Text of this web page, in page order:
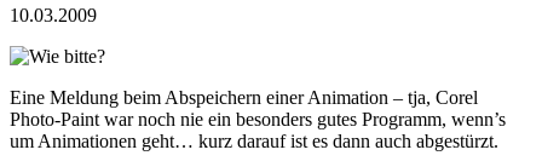
10.03.2009
Eine Meldung beim Abspeichern einer Animation – tja, Corel
Photo-Paint war noch nie ein besonders gutes Programm, wenn’s
um Animationen geht… kurz darauf ist es dann auch abgestürzt.